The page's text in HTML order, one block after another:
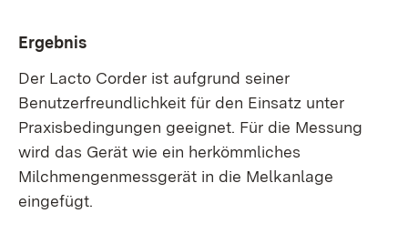
Ergebnis
Der Lacto Corder ist aufgrund seiner
Benutzerfreundlichkeit für den Einsatz unter
Praxisbedingungen geeignet. Für die Messung
wird das Gerät wie ein herkömmliches
Milchmengenmessgerät in die Melkanlage
eingefügt.